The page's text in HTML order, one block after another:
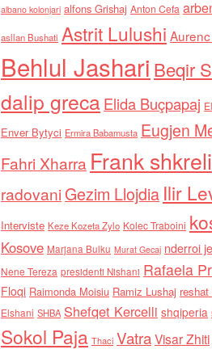
albano kolonjari alfons Grishaj Anton Cefa
asllan Bushati Astrit Lulushi
Behlul Jashari Beqir
dalip grecaElida Buçpapaj
Enver Bytyci Ermira Babamusta Eugjen
Fahri Xharra Frank shkreli
radovaniGezim Llojdia Ilir
Interviste Keze Kozeta Zylo Kolec Traboini
Kosove Marjana Bulku Murat Gecaj nderroi
Nene Tereza presidenti Nishani Rafaela
Floqi Raimonda Moisiu Ramiz Lushaj
Elshani SHBA Shefqet Kercelli shqiperia
Sokol Paja Thaci VatraVisar Zhiti